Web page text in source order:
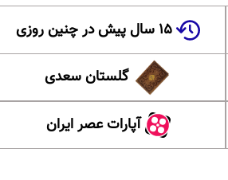
۱۵ سال پیش در چنین روزی
گلستان سعدی
آپارات عصر ایران